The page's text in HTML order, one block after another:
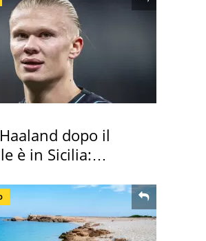
dopo il
è in Sicilia: